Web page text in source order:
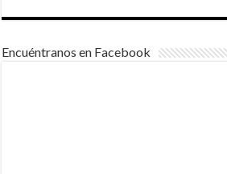
Encuéntranos en Facebook